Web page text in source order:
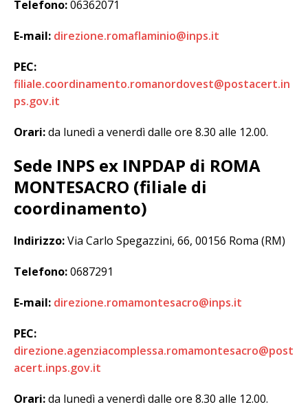
Telefono:06362071
E-mail: direzione.romaflaminio@inps.it
PEC:
filiale.coordinamento.romanordovest@postacert.in
ps.gov.it
Orari:da lunedì a venerdì dalle ore 8.30 alle 12.00.
Sede INPS ex INPDAP di ROMA
MONTESACRO (filiale di
coordinamento)
Indirizzo:Via Carlo Spegazzini, 66, 00156 Roma (RM)
Telefono:0687291
E-mail: direzione.romamontesacro@inps.it
PEC:
direzione.agenziacomplessa.romamontesacro@post
acert.inps.gov.it
Orari:da lunedì a venerdì dalle ore 8.30 alle 12.00.